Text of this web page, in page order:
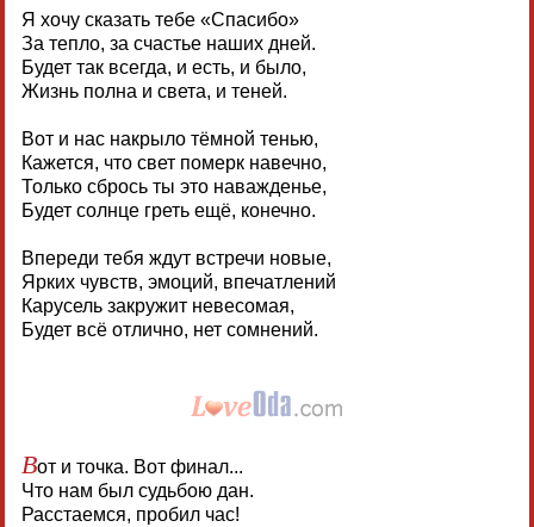
Я хочу сказать тебе «Спасибо»
За тепло, за счастье наших дней.
Будет так всегда, и есть, и было,
Жизнь полна и света, и теней.
Вот и нас накрыло тёмной тенью,
Кажется, что свет померк навечно,
Только сбрось ты это наважденье,
Будет солнце греть ещё, конечно.
Впереди тебя ждут встречи новые,
Ярких чувств, эмоций, впечатлений
Карусель закружит невесомая,
Будет всё отлично, нет сомнений.
Вот и точка. Вот финал...
Что нам был судьбою дан.
Расстаемся, пробил час!